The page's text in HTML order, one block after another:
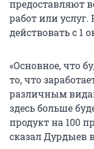
предоставляют
работ или
действовать с 1
«Основное, что
то, что
различным
здесь больше
продукт на 100
сказал Дурдыев